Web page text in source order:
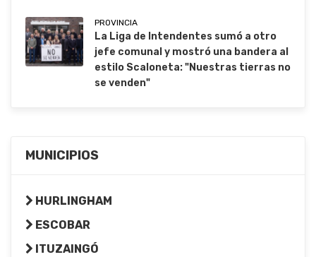
PROVINCIA
La Liga de Intendentes sumó a otro
jefe comunal y mostró una bandera al
estilo Scaloneta: "Nuestras tierras no
se venden"
MUNICIPIOS
HURLINGHAM
ESCOBAR
ITUZAINGÓ